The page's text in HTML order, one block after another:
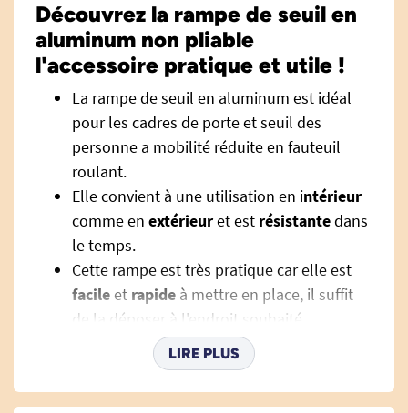
Découvrez la rampe de seuil en
aluminum non pliable
l'accessoire pratique et utile !
La rampe de seuil en aluminum est idéal
pour les cadres de porte et seuil des
personne a mobilité réduite en fauteuil
roulant.
Elle convient à une utilisation en intérieur
comme en extérieuret est résistantedans
le temps.
Cette rampe est très pratique car elle est
facile et rapide à mettre en place, il suffit
de la déposer à l'endroit souhaité.
La conception de la rampe de seuil et en
aluminum avec unesurface anti dérapante
pour favoriser la sécurité.
LIRE PLUS